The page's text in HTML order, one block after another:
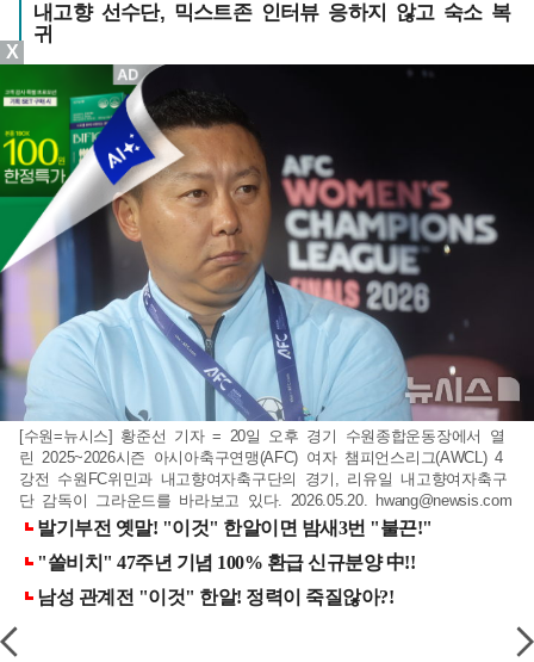
내고향 선수단, 믹스트존 인터뷰 응하지 않고 숙소 복
귀
[수원=뉴시스] 황준선 기자 = 20일 오후 경기 수원종합운동장에서 열
린 2025~2026시즌 아시아축구연맹(AFC) 여자 챔피언스리그(AWCL) 4
강전 수원FC위민과 내고향여자축구단의 경기, 리유일 내고향여자축구
단 감독이 그라운드를 바라보고 있다. 2026.05.20. hwang@newsis.com
X